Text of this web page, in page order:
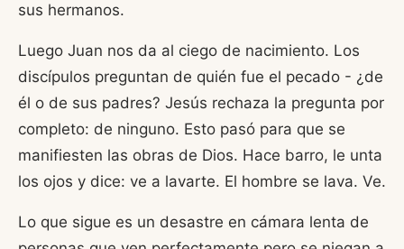
sus hermanos.
Luego Juan nos da al ciego de nacimiento. Los
discípulos preguntan de quién fue el pecado - ¿de
él o de sus padres? Jesús rechaza la pregunta por
completo: de ninguno. Esto pasó para que se
manifiesten las obras de Dios. Hace barro, le unta
los ojos y dice: ve a lavarte. El hombre se lava. Ve.
Lo que sigue es un desastre en cámara lenta de